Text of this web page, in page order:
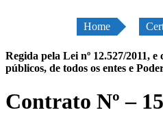
Home
Regida pela Lei nº 12.527/2011,
públicos, de todos os entes e
Contrato Nº –